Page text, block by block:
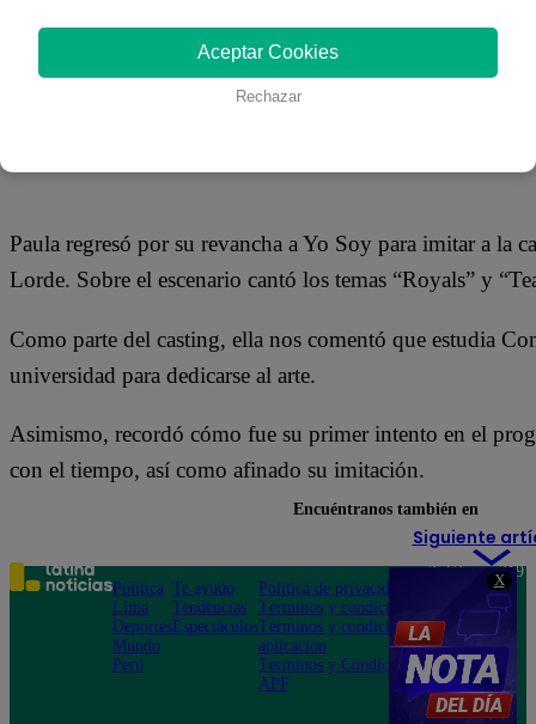
X
Paula regresó por su revancha a Yo Soy para imitar a la
Lorde. Sobre el escenario cantó los temas “Royals” y
Como parte del casting, ella nos comentó que estudia
universidad para dedicarse al arte.
Asimismo, recordó cómo fue su primer intento en el
con el tiempo, así como afinado su imitación.
Siguiente
Aceptar Cookies
Rechazar
Encuéntranos también en
Política
Lima
Deportes
Mundo
Perú
Te ayudo
Tendencias
Espectáculos
Política de privacidad
Términos y condiciones
Términos y condiciones
aplicación
Términos y Condiciones
APP
Teléfono: 219
Av. San
Felipe 968
Jesús María